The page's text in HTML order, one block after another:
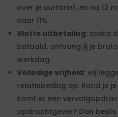
over je uurtarief, en na 12
naar 11%.
Vlotte uitbetaling: zodra
betaald, ontvang jij je
werkdag.
Volledige vrijheid: wij
relatiebeding op. Rond je
komt er een
opdrachtgever? Dan